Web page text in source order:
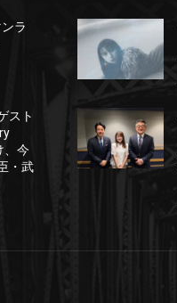
ラ
スト
、今
・武